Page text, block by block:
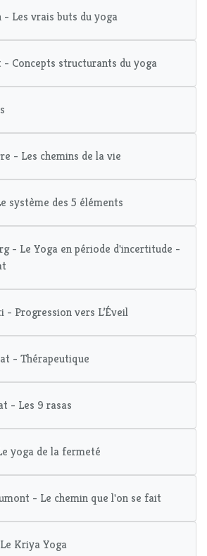
- Les vrais buts du yoga
- Concepts structurants du yoga
- Les chemins de la vie
système des 5 éléments
- Le Yoga en période d'incertitude -
- Progression vers L’Éveil
- Thérapeutique
- Les 9 rasas
yoga de la fermeté
- Le chemin que l'on se fait
Kriya Yoga